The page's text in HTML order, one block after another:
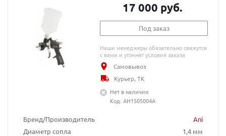
Бренд/Производитель
Ani
Диаметр сопла
1,4 мм
17 000 руб.
Под заказ
Наши менеджеры обязательно свяжутся
с вами и уточнят условия заказа
Самовывоз
Курьер, ТК
Нет в наличии
Код: AH1505004A